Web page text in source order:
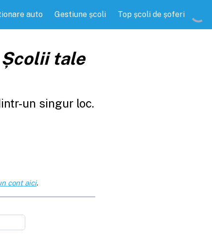
auto Gestiune școli Top școli de șoferi
Școlii tale
un singur loc.
cont aici.